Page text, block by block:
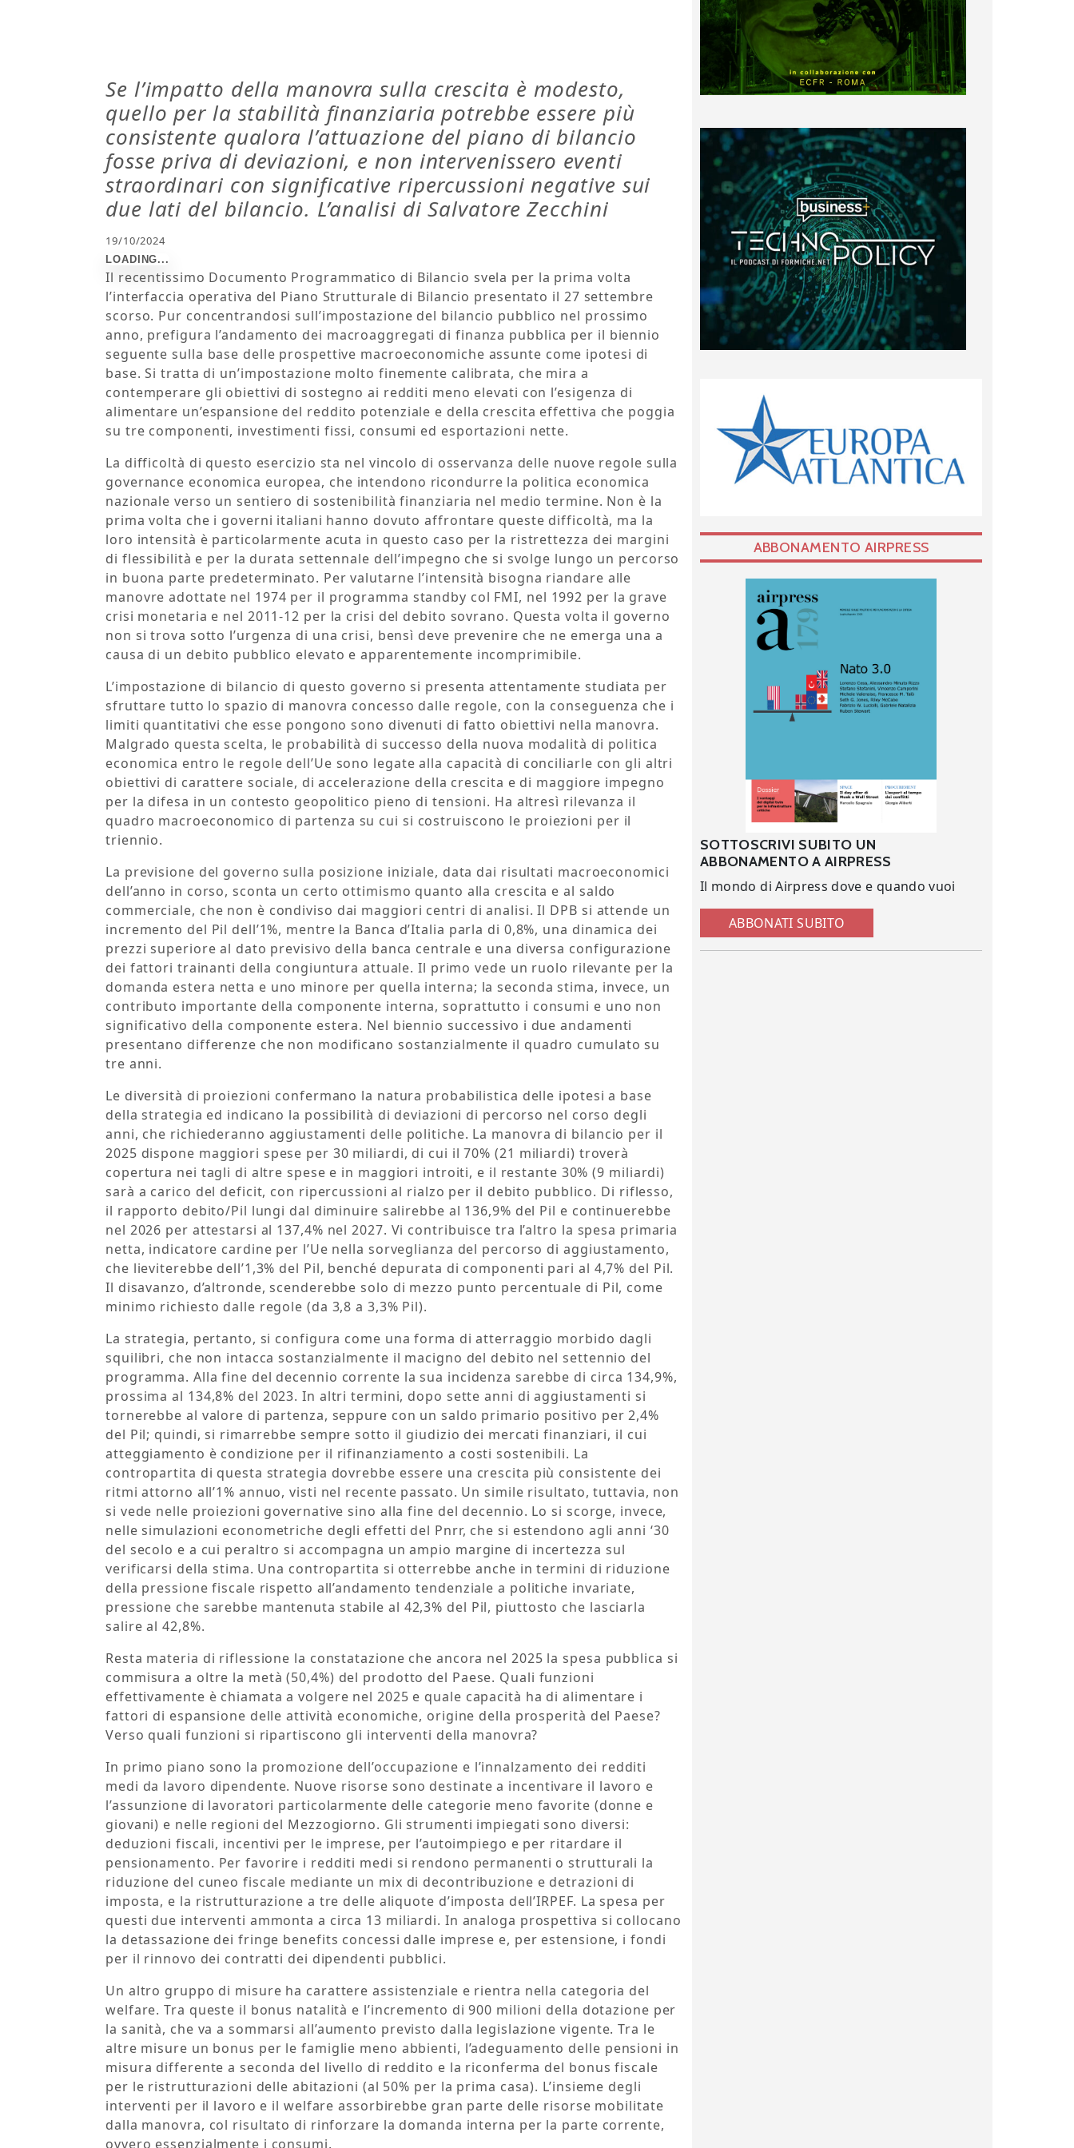
Se l’impatto della manovra sulla crescita è modesto,
quello per la stabilità finanziaria potrebbe essere più
consistente qualora l’attuazione del piano di bilancio
fosse priva di deviazioni, e non intervenissero eventi
straordinari con significative ripercussioni negative sui
due lati del bilancio. L’analisi di Salvatore Zecchini
19/10/2024
Il recentissimo Documento Programmatico di Bilancio svela per la prima volta
l’interfaccia operativa del Piano Strutturale di Bilancio presentato il 27 settembre
scorso. Pur concentrandosi sull’impostazione del bilancio pubblico nel prossimo
anno, prefigura l’andamento dei macroaggregati di finanza pubblica per il biennio
seguente sulla base delle prospettive macroeconomiche assunte come ipotesi di
base. Si tratta di un’impostazione molto finemente calibrata, che mira a
contemperare gli obiettivi di sostegno ai redditi meno elevati con l’esigenza di
alimentare un’espansione del reddito potenziale e della crescita effettiva che poggia
su tre componenti, investimenti fissi, consumi ed esportazioni nette.
La difficoltà di questo esercizio sta nel vincolo di osservanza delle nuove regole sulla
governance economica europea, che intendono ricondurre la politica economica
nazionale verso un sentiero di sostenibilità finanziaria nel medio termine. Non è la
prima volta che i governi italiani hanno dovuto affrontare queste difficoltà, ma la
loro intensità è particolarmente acuta in questo caso per la ristrettezza dei margini
di flessibilità e per la durata settennale dell’impegno che si svolge lungo un percorso
in buona parte predeterminato. Per valutarne l’intensità bisogna riandare alle
manovre adottate nel 1974 per il programma standby col FMI, nel 1992 per la grave
crisi monetaria e nel 2011-12 per la crisi del debito sovrano. Questa volta il governo
non si trova sotto l’urgenza di una crisi, bensì deve prevenire che ne emerga una a
causa di un debito pubblico elevato e apparentemente incomprimibile.
L’impostazione di bilancio di questo governo si presenta attentamente studiata per
sfruttare tutto lo spazio di manovra concesso dalle regole, con la conseguenza che i
limiti quantitativi che esse pongono sono divenuti di fatto obiettivi nella manovra.
Malgrado questa scelta, le probabilità di successo della nuova modalità di politica
economica entro le regole dell’Ue sono legate alla capacità di conciliarle con gli altri
obiettivi di carattere sociale, di accelerazione della crescita e di maggiore impegno
per la difesa in un contesto geopolitico pieno di tensioni. Ha altresì rilevanza il
quadro macroeconomico di partenza su cui si costruiscono le proiezioni per il
triennio.
La previsione del governo sulla posizione iniziale, data dai risultati macroeconomici
dell’anno in corso, sconta un certo ottimismo quanto alla crescita e al saldo
commerciale, che non è condiviso dai maggiori centri di analisi. Il DPB si attende un
incremento del Pil dell’1%, mentre la Banca d’Italia parla di 0,8%, una dinamica dei
prezzi superiore al dato previsivo della banca centrale e una diversa configurazione
dei fattori trainanti della congiuntura attuale. Il primo vede un ruolo rilevante per la
domanda estera netta e uno minore per quella interna; la seconda stima, invece, un
contributo importante della componente interna, soprattutto i consumi e uno non
significativo della componente estera. Nel biennio successivo i due andamenti
presentano differenze che non modificano sostanzialmente il quadro cumulato su
tre anni.
Le diversità di proiezioni confermano la natura probabilistica delle ipotesi a base
della strategia ed indicano la possibilità di deviazioni di percorso nel corso degli
anni, che richiederanno aggiustamenti delle politiche. La manovra di bilancio per il
2025 dispone maggiori spese per 30 miliardi, di cui il 70% (21 miliardi) troverà
copertura nei tagli di altre spese e in maggiori introiti, e il restante 30% (9 miliardi)
sarà a carico del deficit, con ripercussioni al rialzo per il debito pubblico. Di riflesso,
il rapporto debito/Pil lungi dal diminuire salirebbe al 136,9% del Pil e continuerebbe
nel 2026 per attestarsi al 137,4% nel 2027. Vi contribuisce tra l’altro la spesa primaria
netta, indicatore cardine per l’Ue nella sorveglianza del percorso di aggiustamento,
che lieviterebbe dell’1,3% del Pil, benché depurata di componenti pari al 4,7% del Pil.
Il disavanzo, d’altronde, scenderebbe solo di mezzo punto percentuale di Pil, come
minimo richiesto dalle regole (da 3,8 a 3,3% Pil).
La strategia, pertanto, si configura come una forma di atterraggio morbido dagli
squilibri, che non intacca sostanzialmente il macigno del debito nel settennio del
programma. Alla fine del decennio corrente la sua incidenza sarebbe di circa 134,9%,
prossima al 134,8% del 2023. In altri termini, dopo sette anni di aggiustamenti si
tornerebbe al valore di partenza, seppure con un saldo primario positivo per 2,4%
del Pil; quindi, si rimarrebbe sempre sotto il giudizio dei mercati finanziari, il cui
atteggiamento è condizione per il rifinanziamento a costi sostenibili. La
contropartita di questa strategia dovrebbe essere una crescita più consistente dei
ritmi attorno all’1% annuo, visti nel recente passato. Un simile risultato, tuttavia, non
si vede nelle proiezioni governative sino alla fine del decennio. Lo si scorge, invece,
nelle simulazioni econometriche degli effetti del Pnrr, che si estendono agli anni ‘30
del secolo e a cui peraltro si accompagna un ampio margine di incertezza sul
verificarsi della stima. Una contropartita si otterrebbe anche in termini di riduzione
della pressione fiscale rispetto all’andamento tendenziale a politiche invariate,
pressione che sarebbe mantenuta stabile al 42,3% del Pil, piuttosto che lasciarla
salire al 42,8%.
Resta materia di riflessione la constatazione che ancora nel 2025 la spesa pubblica si
commisura a oltre la metà (50,4%) del prodotto del Paese. Quali funzioni
effettivamente è chiamata a volgere nel 2025 e quale capacità ha di alimentare i
fattori di espansione delle attività economiche, origine della prosperità del Paese?
Verso quali funzioni si ripartiscono gli interventi della manovra?
In primo piano sono la promozione dell’occupazione e l’innalzamento dei redditi
medi da lavoro dipendente. Nuove risorse sono destinate a incentivare il lavoro e
l’assunzione di lavoratori particolarmente delle categorie meno favorite (donne e
giovani) e nelle regioni del Mezzogiorno. Gli strumenti impiegati sono diversi:
deduzioni fiscali, incentivi per le imprese, per l’autoimpiego e per ritardare il
pensionamento. Per favorire i redditi medi si rendono permanenti o strutturali la
riduzione del cuneo fiscale mediante un mix di decontribuzione e detrazioni di
imposta, e la ristrutturazione a tre delle aliquote d’imposta dell’IRPEF. La spesa per
questi due interventi ammonta a circa 13 miliardi. In analoga prospettiva si collocano
la detassazione dei fringe benefits concessi dalle imprese e, per estensione, i fondi
per il rinnovo dei contratti dei dipendenti pubblici.
Un altro gruppo di misure ha carattere assistenziale e rientra nella categoria del
welfare. Tra queste il bonus natalità e l’incremento di 900 milioni della dotazione per
la sanità, che va a sommarsi all’aumento previsto dalla legislazione vigente. Tra le
altre misure un bonus per le famiglie meno abbienti, l’adeguamento delle pensioni in
misura differente a seconda del livello di reddito e la riconferma del bonus fiscale
per le ristrutturazioni delle abitazioni (al 50% per la prima casa). L’insieme degli
interventi per il lavoro e il welfare assorbirebbe gran parte delle risorse mobilitate
dalla manovra, col risultato di rinforzare la domanda interna per la parte corrente,
ovvero essenzialmente i consumi.
ABBONAMENTO AIRPRESS
SOTTOSCRIVI SUBITO UN
ABBONAMENTO A AIRPRESS
Il mondo di Airpress dove e quando vuoi
ABBONATI SUBITO